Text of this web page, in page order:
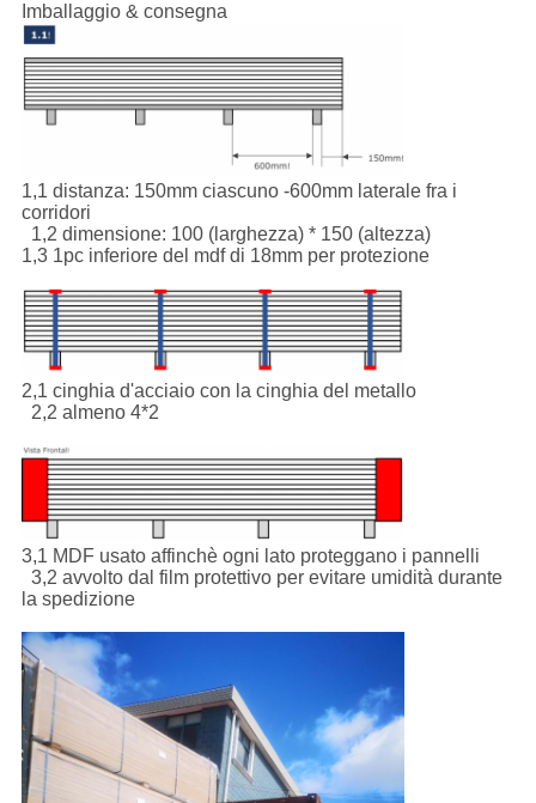
Imballaggio & consegna
1,1 distanza: 150mm ciascuno -600mm laterale fra i
corridori
1,2 dimensione: 100 (larghezza) * 150 (altezza)
1,3 1pc inferiore del mdf di 18mm per protezione
2,1 cinghia d'acciaio con la cinghia del metallo
2,2 almeno 4*2
3,1 MDF usato affinchè ogni lato proteggano i pannelli
3,2 avvolto dal film protettivo per evitare umidità durante
la spedizione